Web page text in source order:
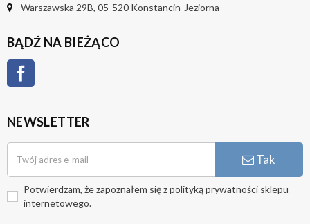
Warszawska 29B, 05-520 Konstancin-Jeziorna
BĄDŹ NA BIEŻĄCO
NEWSLETTER
Tak
Potwierdzam, że zapoznałem się zpolityką prywatności sklepu
internetowego.